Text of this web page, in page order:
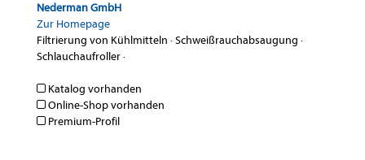
Nederman GmbH
Zur Homepage
Filtrierung von Kühlmitteln ·Schweißrauchabsaugung ·
Schlauchaufroller·
Katalog vorhanden
Online-Shop vorhanden
Premium-Profil